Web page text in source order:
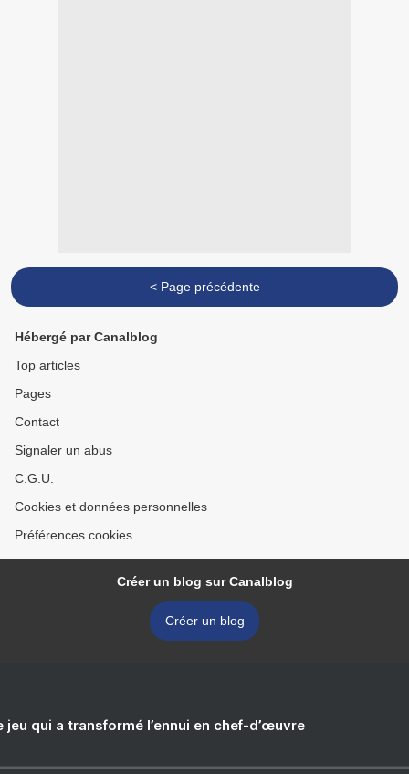
< Page précédente
Hébergé par Canalblog
Top articles
Pages
Contact
Signaler un abus
C.G.U.
Cookies et données personnelles
Préférences cookies
Créer un blog sur Canalblog
Créer un blog
jeu qui a transformé l’ennui en chef-d’œuvre